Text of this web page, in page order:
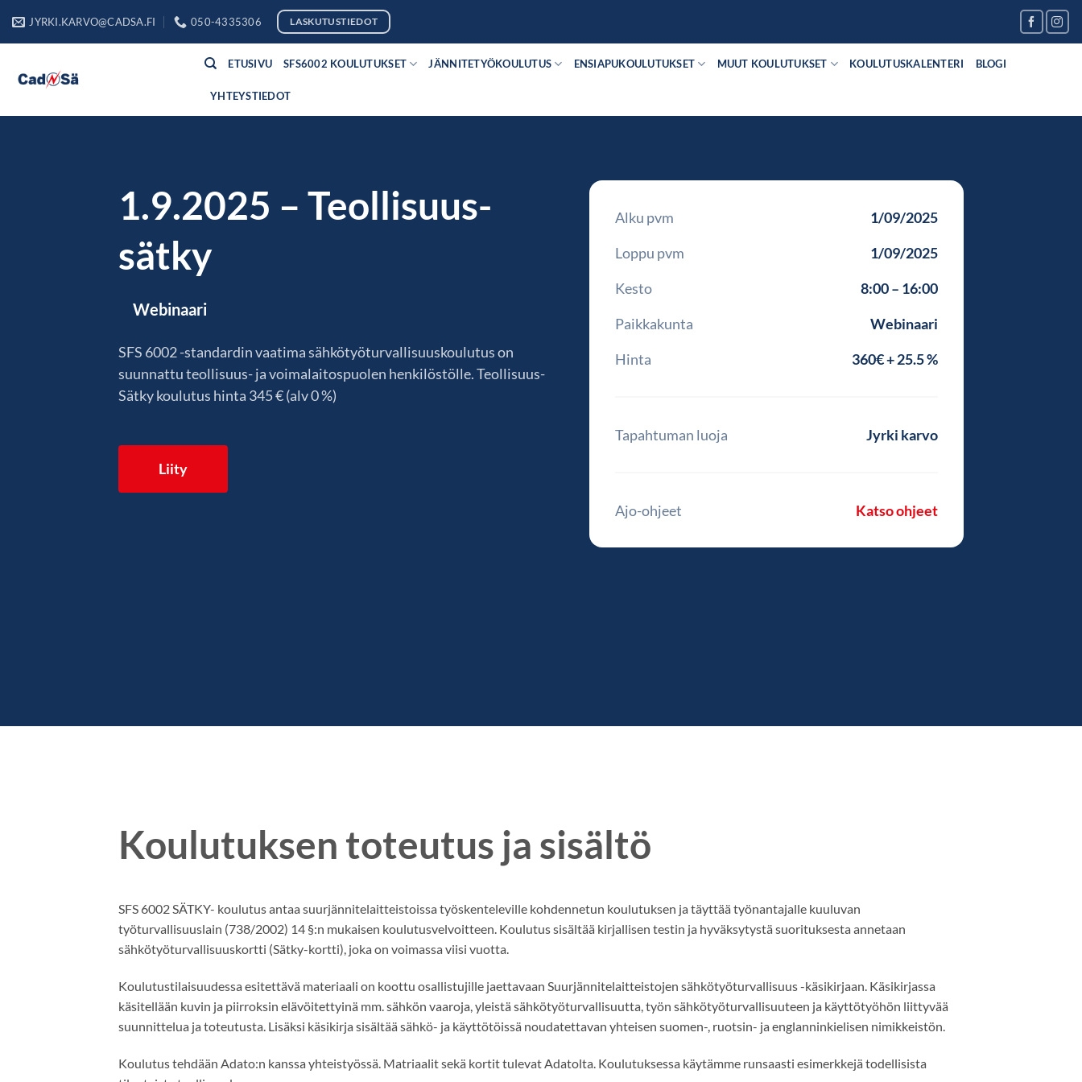
JYRKI.KARVO@CADSA.FI 050-4335306 LASKUTUSTIEDOT
ETUSIVU SFS6002 KOULUTUKSET JÄNNITETYÖKOULUTUS ENSIAPUKOULUTUKSET MUUT KOULUTUKSET KOULUTUSKALENTERI BLOGI
YHTEYSTIEDOT
1.9.2025 – Teollisuus-
sätky
Webinaari
SFS 6002 -standardin vaatima sähkötyöturvallisuuskoulutus on
suunnattu teollisuus- ja voimalaitospuolen henkilöstölle. Teollisuus-
Sätky koulutus hinta 345 € (alv 0 %)
Liity
Alku pvm
1/09/2025
Loppu pvm
1/09/2025
Kesto
8:00 – 16:00
Paikkakunta
Webinaari
Hinta
360€ + 25.5 %
Tapahtuman luoja Jyrki karvo
Ajo-ohjeet Katso ohjeet
Koulutuksen toteutus ja sisältö
SFS 6002 SÄTKY- koulutus antaa suurjännitelaitteistoissa työskenteleville kohdennetun koulutuksen ja täyttää työnantajalle kuuluvan
työturvallisuuslain (738/2002) 14 §:n mukaisen koulutusvelvoitteen. Koulutus sisältää kirjallisen testin ja hyväksytystä suorituksesta annetaan
sähkötyöturvallisuuskortti (Sätky-kortti), joka on voimassa viisi vuotta.
Koulutustilaisuudessa esitettävä materiaali on koottu osallistujille jaettavaan Suurjännitelaitteistojen sähkötyöturvallisuus -käsikirjaan. Käsikirjassa
käsitellään kuvin ja piirroksin elävöitettyinä mm. sähkön vaaroja, yleistä sähkötyöturvallisuutta, työn sähkötyöturvallisuuteen ja käyttötyöhön liittyvää
suunnittelua ja toteutusta. Lisäksi käsikirja sisältää sähkö- ja käyttötöissä noudatettavan yhteisen suomen-, ruotsin- ja englanninkielisen nimikkeistön.
Koulutus tehdään Adato:n kanssa yhteistyössä. Matriaalit sekä kortit tulevat Adatolta. Koulutuksessa käytämme runsaasti esimerkkejä todellisista